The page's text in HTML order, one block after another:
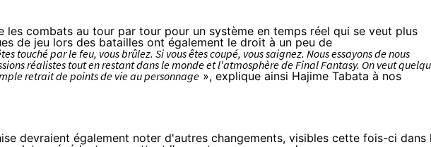
les combats au tour par tour pour un système en temps réel qui se veut plus
de jeu lors des batailles ont également le droit à un peu de
touché par le feu, vous brûlez. Si vous êtes coupé, vous saignez. Nous essayons de nous
réalistes tout en restant dans le monde et l'atmosphère de Final Fantasy. On veut
retrait de points de vie au personnage », explique ainsi Hajime Tabata à nos
devraient également noter d'autres changements, visibles cette fois-ci dans